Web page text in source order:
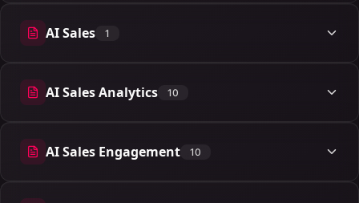
AI Sales 1
1 artículos
AI Sales Analytics 10
10 artículos
AI Sales Engagement 10
10 artículos